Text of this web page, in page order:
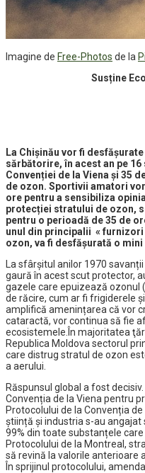
Imagine de Free-Photos de la
Susține
La Chișinău vor fi
sărbătorire, în acest an pe 16
Convenției de la Viena și 35
de ozon. Sportivii amatori
ore pentru a sensibiliza
protecției stratului de ozon,
pentru o perioadă de 35 de
unul din principalii «
ozon, va fi desfășurată o
La sfârșitul anilor 1970
gaură în acest scut protector,
gazele care epuizează ozonul
de răcire, cum ar fi frigiderele
amplifică amenințarea că vor
cataractă, vor continua să fie
ecosistemele.În majoritatea
Republica Moldova sectorul
care distrug stratul de ozon
a aerului.
Răspunsul global a fost
Convenția de la Viena pentru
Protocolului de la Convenția
știință și industria s-au
99% din toate substanțele
Protocolului de la Montreal,
să revină la valorile anterioare
În sprijinul protocolului,